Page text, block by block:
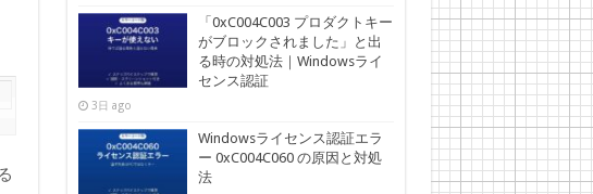
「0xC004C003 プロダクトキー
がブロックされました」と出
る時の対処法｜Windowsライ
センス認証
3日 ago
Windowsライセンス認証エラ
ー 0xC004C060 の原因と対処
法